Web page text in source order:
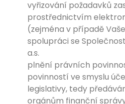
vyřizování požadavků
prostřednictvím
(zejména v případě
spolupráci se Společností
a.s.
plnění právních
povinností ve smyslu
legislativy, tedy
orgánům finanční